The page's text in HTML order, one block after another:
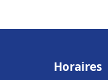
Horaires